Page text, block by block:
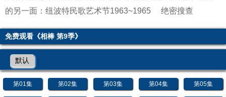
的另一面：纽波特民歌艺术节1963~1965
绝密搜查
免费观看《相棒 第9季》
默认
第01集 第02集 第03集 第04集 第05集